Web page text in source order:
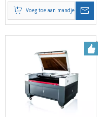
lasergraveur 1390
Voeg toe aan mandje